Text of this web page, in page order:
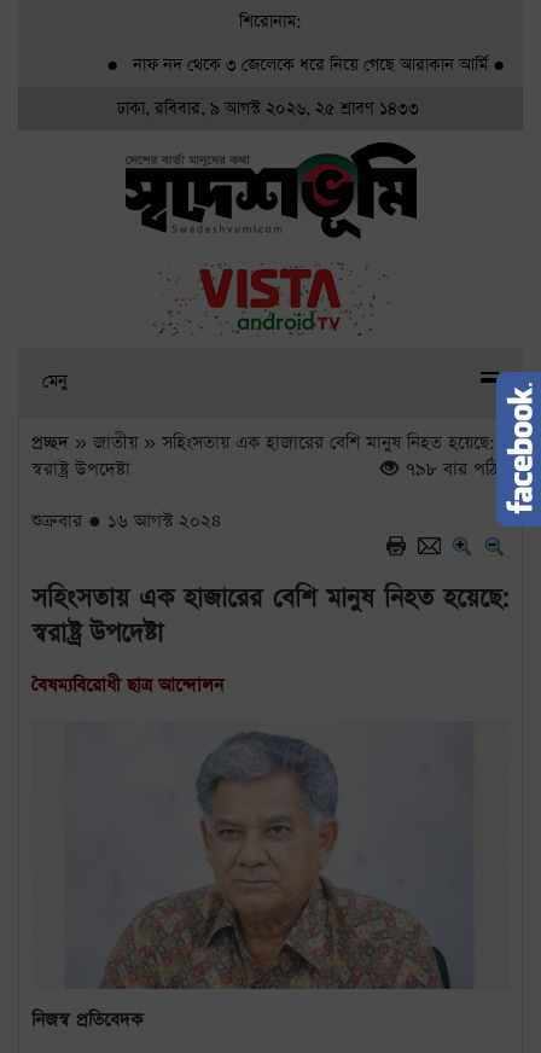
শিরোনাম:
নাফ নদ থেকে ৩ জেলেকে ধরে নিয়ে গেছে আরাকান আর্মি●
ঢাকা, রবিবার, ৯ আগস্ট ২০২৬, ২৫ শ্রাবণ ১৪৩৩
মেনু
প্রচ্ছদ » জাতীয় » সহিংসতায় এক হাজারের বেশি মানুষ নিহত হয়েছে:
স্বরাষ্ট্র উপদেষ্টা
৭৯৮ বার পঠিত
শুক্রবার ● ১৬ আগস্ট ২০২৪
সহিংসতায় এক হাজারের বেশি মানুষ নিহত হয়েছে:
স্বরাষ্ট্র উপদেষ্টা
বৈষম্যবিরোধী ছাত্র আন্দোলন
নিজস্ব প্রতিবেদক